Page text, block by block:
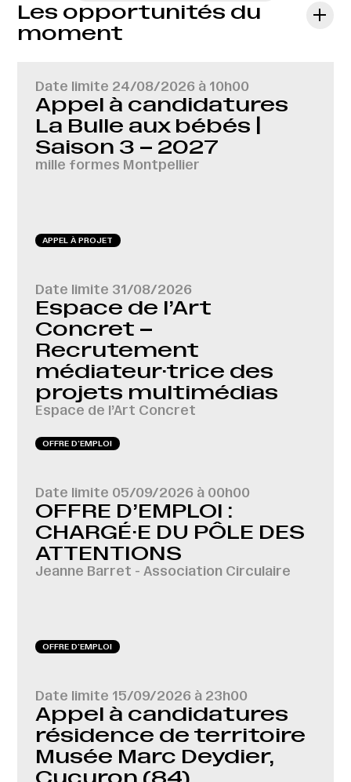
Les opportunités du
moment
Date limite 24/08/2026 à 10h00
Appel à candidatures
La Bulle aux bébés |
Saison 3 – 2027
mille formes Montpellier
APPEL À PROJET
Date limite 31/08/2026
Espace de l’Art
Concret –
Recrutement
médiateur·trice des
projets multimédias
Espace de l’Art Concret
OFFRE D‘EMPLOI
Date limite 05/09/2026 à 00h00
OFFRE D’EMPLOI :
CHARGÉ·E DU PÔLE DES
ATTENTIONS
Jeanne Barret - Association Circulaire
OFFRE D‘EMPLOI
Date limite 15/09/2026 à 23h00
Appel à candidatures
résidence de territoire
Musée Marc Deydier,